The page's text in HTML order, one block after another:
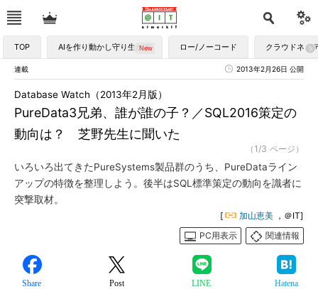
TOP AIを作り動かし守り生かす ロー/ノーコード クラウドネイ
連載 2013年2月26日 公開
PureData3兄弟、誰が誰の子？／SQL2016策定の
動向は？ 芝野先生に聞いた
Database Watch（2013年2月版）
（1/3 ページ）
いろいろ出てきたPureSystems製品群のうち、PureDataライン
アップの特徴を整理しよう。後半はSQL標準策定の動向を識者に
突撃取材。
[ 加山恵美 ，＠IT]
PC用表示
関連情報
Share Post LINE Hatena